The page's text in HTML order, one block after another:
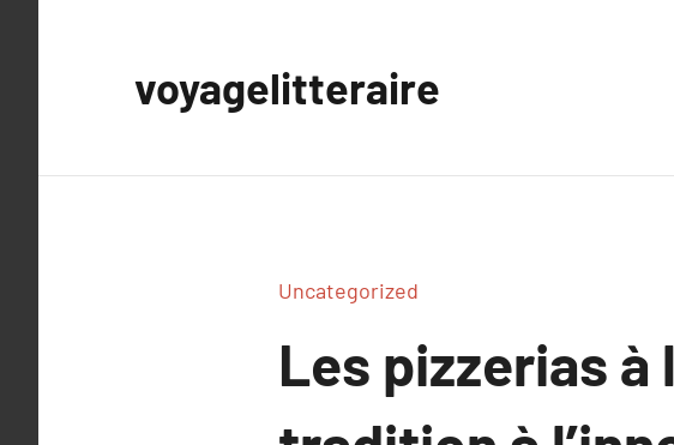
voyagelitteraire
Uncategorized
Les pizzerias à